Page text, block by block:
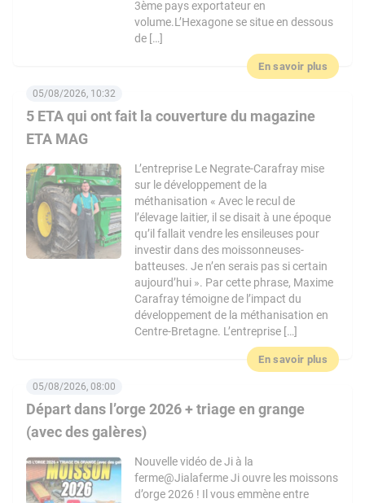
3ème pays exportateur en
volume.L’Hexagone se situe en dessous
de […]
En savoir plus
5 ETA qui ont fait la couverture du magazine
ETA MAG
05/08/2026, 10:32
L’entreprise Le Negrate-Carafray mise
sur le développement de la
méthanisation « Avec le recul de
l’élevage laitier, il se disait à une époque
qu’il fallait vendre les ensileuses pour
investir dans des moissonneuses-
batteuses. Je n’en serais pas si certain
aujourd’hui ». Par cette phrase, Maxime
Carafray témoigne de l’impact du
développement de la méthanisation en
Centre-Bretagne. L’entreprise […]
En savoir plus
Départ dans l’orge 2026 + triage en grange
(avec des galères)
05/08/2026, 08:00
Nouvelle vidéo de Ji à la
ferme@Jialaferme Ji ouvre les moissons
d’orge 2026 ! Il vous emmène entre